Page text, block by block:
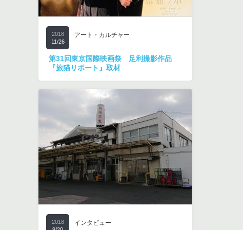
2018
11/26
アート・カルチャー
第31回東京国際映画祭 足利撮影作品
『旅猫リポート』取材
2018
インタビュー